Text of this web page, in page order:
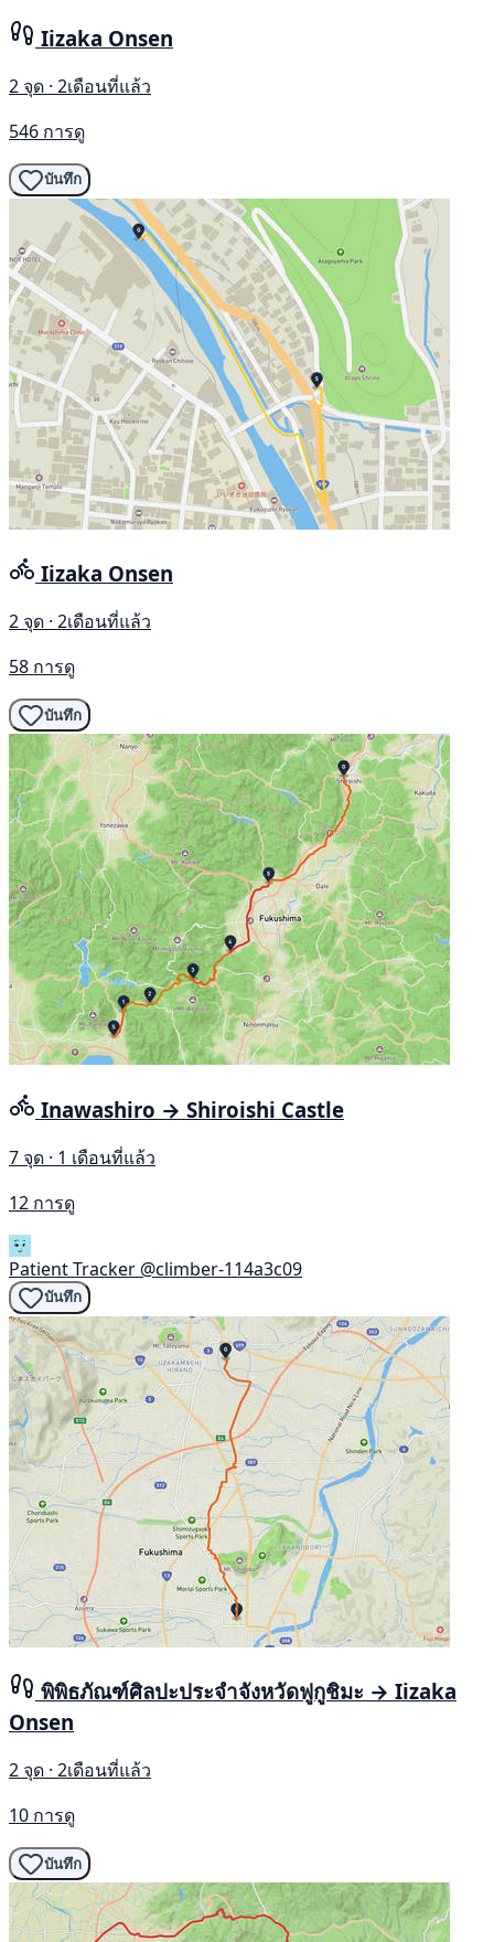
Iizaka Onsen
2 จุด · 2เดือนที่แล้ว
546 การดู
บันทึก
Iizaka Onsen
2 จุด · 2เดือนที่แล้ว
58 การดู
บันทึก
Inawashiro → Shiroishi Castle
7 จุด · 1 เดือนที่แล้ว
12 การดู
Patient Tracker @climber-114a3c09
บันทึก
พิพิธภัณฑ์ศิลปะประจำจังหวัดฟูกูชิมะ → Iizaka
Onsen
2 จุด · 2เดือนที่แล้ว
10 การดู
บันทึก